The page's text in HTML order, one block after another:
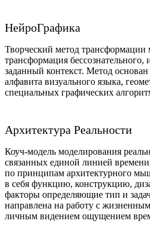
НейроГрафика
Творческий метод
трансформация
заданный контекст. Метод
алфавита визуального языка,
специальных графических
Архитектура Реальности
Коуч-модель моделирования
связанных единой линией
по принципам архитектурного
в себя функцию, конструкцию,
факторы определяющие тип и
направлена на работу с
личным видением ощущением